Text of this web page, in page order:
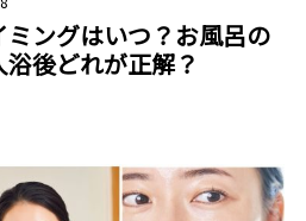
ングはいつ？お風呂の
後どれが正解？